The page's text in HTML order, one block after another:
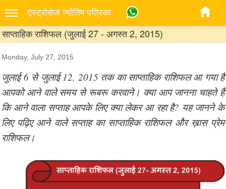
एस्‍ट्रोसेज ज्‍योतिष पत्रिका
साप्ताहिक राशिफल (जुलाई 27 - अगस्त 2, 2015)
Monday, July 27, 2015
जुलाई 6 से जुलाई 12, 2015 तक का साप्ताहिक राशिफल आ गया है
आपको आने वाले समय से रूबरू करवाने। क्या आप जानना चाहते हैं
कि आने वाला सप्ताह आपके लिए क्या लेकर आ रहा है? यह जानने के
लिए पढ़िए आने वाले सप्ताह का साप्ताहिक राशिफल और ख़ास प्रेम
राशिफल।